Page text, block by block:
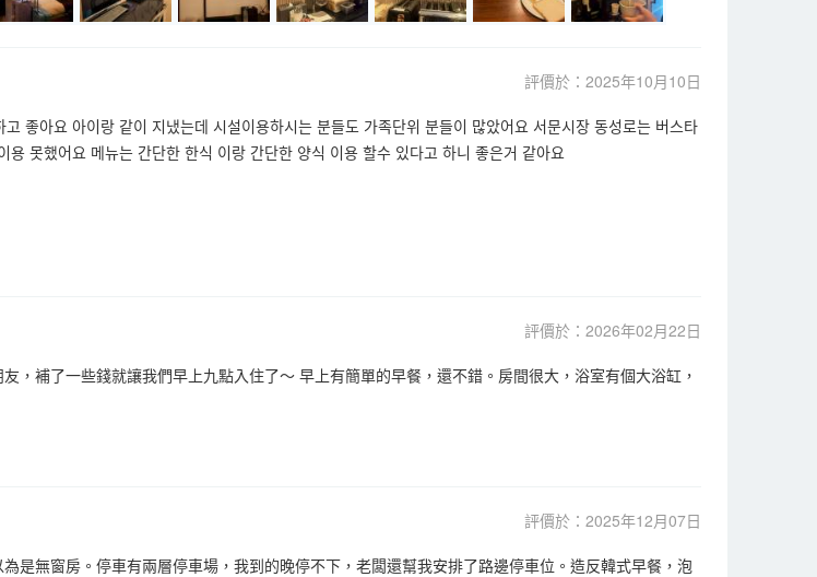
評價於：2025年10月10日
좋아요 아이랑 같이 지냈는데 시설이용하시는 분들도 가족단위 분들이 많았어요 서문시장 동성로는 버스타
못했어요 메뉴는 간단한 한식 이랑 간단한 양식 이용 할수 있다고 하니 좋은거 같아요
評價於：2026年02月22日
，補了一些錢就讓我們早上九點入住了～ 早上有簡單的早餐，還不錯。房間很大，浴室有個大浴缸，
評價於：2025年12月07日
是無窗房。停車有兩層停車場，我到的晚停不下，老闆還幫我安排了路邊停車位。造反韓式早餐，泡